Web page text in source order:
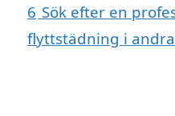
6 Sök efter en
flyttstädning i